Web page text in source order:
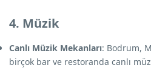
4. Müzik
Canlı Müzik Mekanları: Bodrum,
birçok bar ve restoranda canlı